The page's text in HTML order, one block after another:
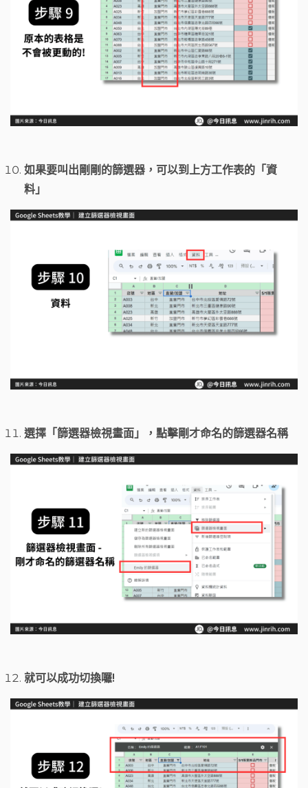
如果要叫出剛剛的篩選器，可以到上方工作表的「資
料」
選擇「篩選器檢視畫面」，點擊剛才命名的篩選器名稱
就可以成功切換囉!